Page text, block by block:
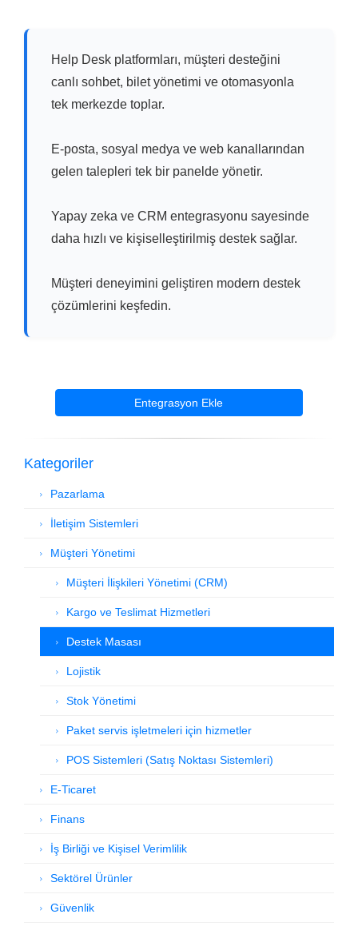
Help Desk platformları, müşteri desteğini
canlı sohbet, bilet yönetimi ve otomasyonla
tek merkezde toplar.
E-posta, sosyal medya ve web kanallarından
gelen talepleri tek bir panelde yönetir.
Yapay zeka ve CRM entegrasyonu sayesinde
daha hızlı ve kişiselleştirilmiş destek sağlar.
Müşteri deneyimini geliştiren modern destek
çözümlerini keşfedin.
Entegrasyon Ekle
Kategoriler
Pazarlama
İletişim Sistemleri
Müşteri Yönetimi
Müşteri İlişkileri Yönetimi (CRM)
Kargo ve Teslimat Hizmetleri
Destek Masası
Lojistik
Stok Yönetimi
Paket servis işletmeleri için hizmetler
POS Sistemleri (Satış Noktası Sistemleri)
E-Ticaret
Finans
İş Birliği ve Kişisel Verimlilik
Sektörel Ürünler
Güvenlik